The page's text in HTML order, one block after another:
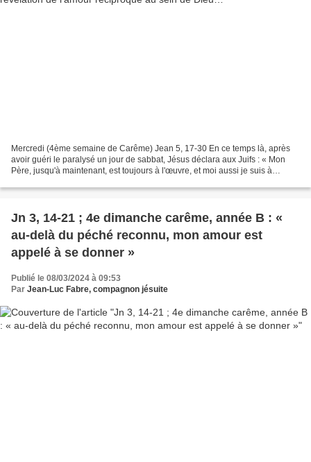
Mercredi (4ème semaine de Carême) Jean 5, 17-30 En ce temps là, après
avoir guéri le paralysé un jour de sabbat, Jésus déclara aux Juifs : « Mon
Père, jusqu'à maintenant, est toujours à l'œuvre, et moi aussi je suis à
Jn 3, 14-21 ; 4e dimanche carême, année B : «
au-delà du péché reconnu, mon amour est
appelé à se donner »
Publié le 08/03/2024 à 09:53
Par Jean-Luc Fabre, compagnon jésuite